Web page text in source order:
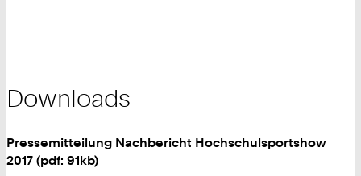
Downloads
Pressemitteilung Nachbericht Hochschulsportshow
2017 (pdf: 91kb)